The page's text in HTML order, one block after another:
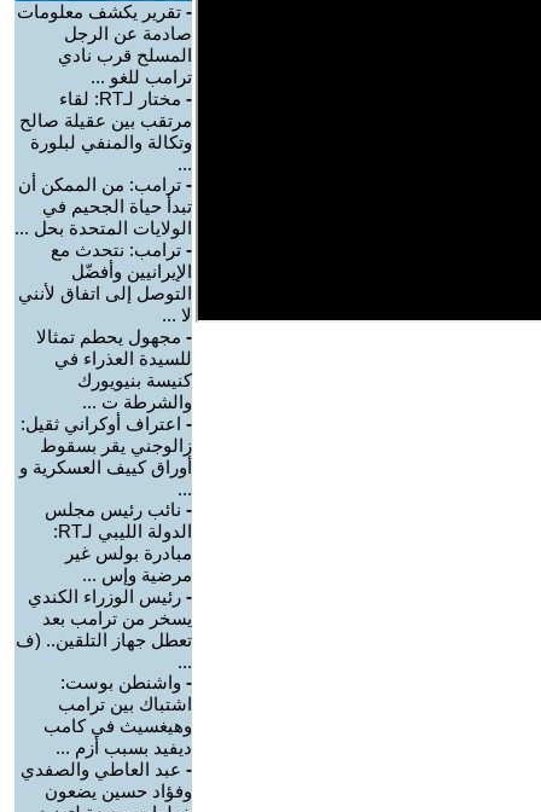
- تقرير يكشف معلومات
صادمة عن الرجل
المسلح قرب نادي
ترامب للغو ...
-
مختار لـRT: لقاء
مرتقب بين عقيلة صالح
وتكالة والمنفي لبلورة
...
- ترامب: من الممكن أن
تبدأ حياة الجحيم في
الولايات المتحدة بحل ...
- ترامب: نتحدث مع
الإيرانيين وأفضّل
التوصل إلى اتفاق لأنني
لا ...
- مجهول يحطم تمثالا
للسيدة العذراء في
كنيسة بنيويورك
والشرطة ت ...
- اعتراف أوكراني ثقيل:
زالوجني يقر بسقوط
أوراق كييف العسكرية و
...
- نائب رئيس مجلس
الدولة الليبي لـRT:
مبادرة بولس غير
مرضية وإس ...
- رئيس الوزراء الكندي
يسخر من ترامب بعد
تعطل جهاز التلقين.. (ف
...
- واشنطن بوست:
اشتباك بين ترامب
وهيغسيث في كامب
ديفيد بسبب أزم ...
- عبد العاطي والصفدي
وفؤاد حسين يضعون